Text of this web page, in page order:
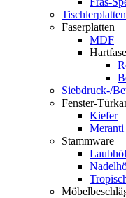
Tischlerplatten
Faserplatten
MDF
Siebdruck-/
Fenster-
Kiefer
Meranti
Stammware